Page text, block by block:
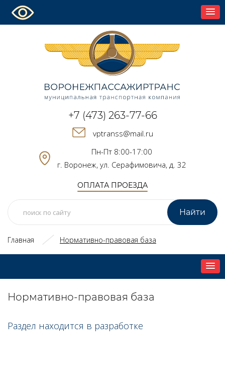
+7 (473) 263-77-66
vptranss@mail.ru
Пн-Пт 8:00-17:00
г. Воронеж, ул. Серафимовича, д. 32
ОПЛАТА ПРОЕЗДА
Главная Нормативно-правовая база
Нормативно-правовая база
Раздел находится в разработке